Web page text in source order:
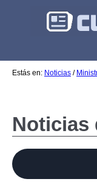
Estás en: Noticias /
Noticias